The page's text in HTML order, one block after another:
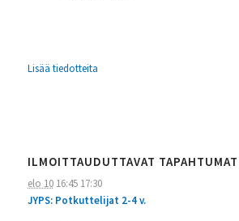
Lisää tiedotteita
ILMOITTAUDUTTAVAT TAPAHTUMAT
elo 1016:45 17:30
JYPS: Potkuttelijat 2-4 v.